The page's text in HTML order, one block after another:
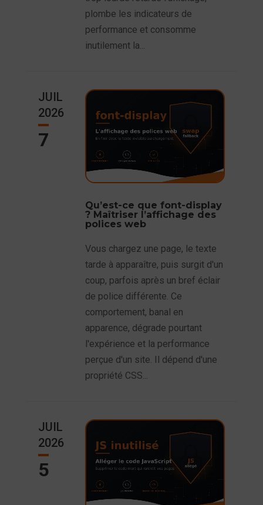
plombe les indicateurs de
performance et consomme
inutilement la...
JUIL
2026
7
Qu’est-ce que font-display
? Maîtriser l’affichage des
polices web
Vous chargez une page, le texte
tarde à apparaître, puis surgit d'un
coup, parfois après un bref éclair
de police différente. Ce
comportement, banal en
apparence, dégrade pourtant
l'expérience et la performance
perçue d'un site. Il dépend d'une
propriété CSS...
JUIL
2026
5